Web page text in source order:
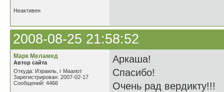
Неактивен
2008-08-25 21:58:52
Марк Меламед
Автор сайта
Откуда: Израиль, г Маалот
Зарегистрирован: 2007-02-17
Сообщений: 4466
Аркаша!
Спасибо!
Очень рад вердикту!!!